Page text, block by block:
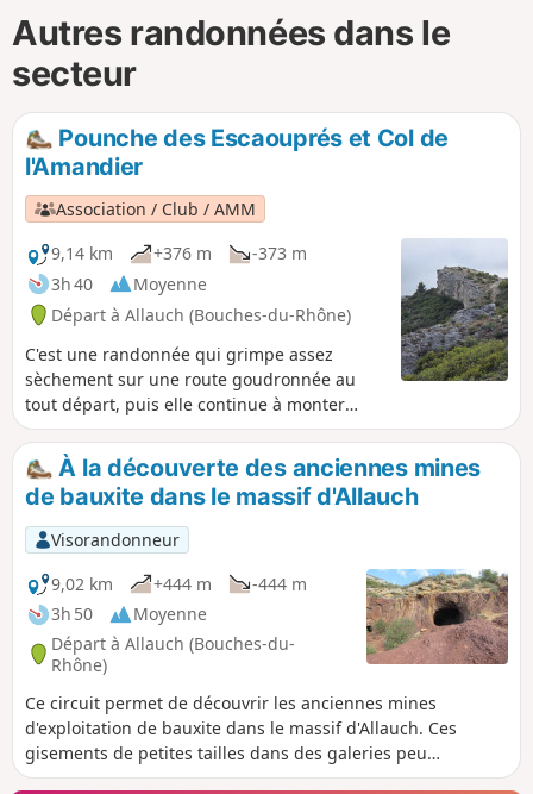
Autres randonnées dans le
secteur
Pounche des Escaouprés et Col de
l'Amandier
Association / Club / AMM
9,14 km
+376 m
-373 m
3h 40
Moyenne
Départ à Allauch (Bouches-du-Rhône)
C'est une randonnée qui grimpe assez
sèchement sur une route goudronnée au
tout départ, puis elle continue à monter
d'une manière assez forte sur quelques
kilomètres. Il faut ensuite faire une descente
en douceur avec quelques passages sur de
la roche un peu compliquée, mais pas trop.
Le cheminement se fait sur des plateaux
agréables avec des vues très dégagées sur
le Vallon des Amandiers et la Sainte-Baume,
avec Marseille en fond de toile.
À la découverte des anciennes mines
de bauxite dans le massif d'Allauch
Visorandonneur
9,02 km
+444 m
-444 m
3h 50
Moyenne
Départ à Allauch (Bouches-du-
Rhône)
Ce circuit permet de découvrir les anciennes mines
d'exploitation de bauxite dans le massif d'Allauch. Ces
gisements de petites tailles dans des galeries peu
profondes ont rapidement été épuisés. Pour des raison de